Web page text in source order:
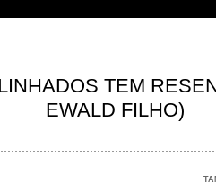
TEM
EWALD FILHO)